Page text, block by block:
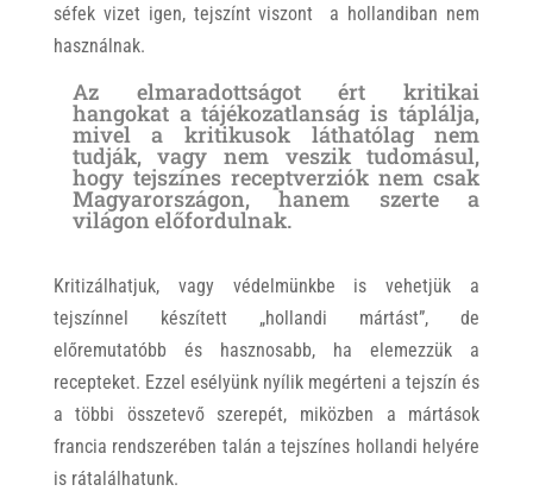
séfek vizet igen, tejszínt viszont a hollandiban nem
használnak.
Az elmaradottságot ért kritikai
hangokat a tájékozatlanság is táplálja,
mivel a kritikusok láthatólag nem
tudják, vagy nem veszik tudomásul,
hogy tejszínes receptverziók nem csak
Magyarországon, hanem szerte a
világon előfordulnak.
Kritizálhatjuk, vagy védelmünkbe is vehetjük a
tejszínnel készített „hollandi mártást”, de
előremutatóbb és hasznosabb, ha elemezzük a
recepteket. Ezzel esélyünk nyílik megérteni a tejszín és
a többi összetevő szerepét, miközben a mártások
francia rendszerében talán a tejszínes hollandi helyére
is rátalálhatunk.